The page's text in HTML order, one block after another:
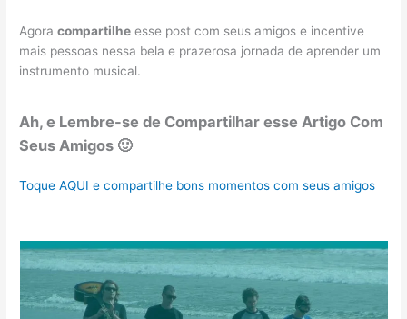
Agoracompartilhe esse post com seus amigos e incentive
mais pessoas nessa bela e prazerosa jornada de aprender um
instrumento musical.
Ah, e Lembre-se de Compartilhar esse Artigo Com
Seus Amigos 🙂
Toque AQUI e compartilhe bons momentos com seus amigos